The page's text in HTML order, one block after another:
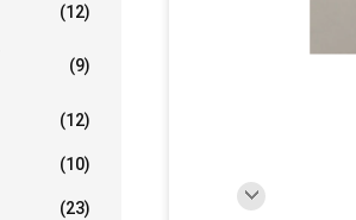
(12)
(9)
(12)
(10)
(23)